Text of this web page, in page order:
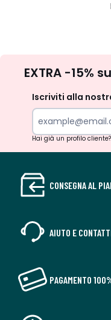
EXTRA -15%
Iscriviti alla
Hai già un profilo cliente?
CONSEGNA AL
AIUTO E
PAGAMENTO